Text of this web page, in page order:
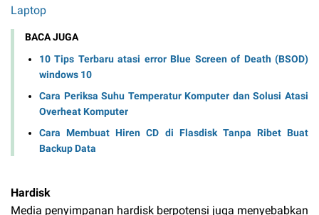
Laptop
BACA JUGA
10 Tips Terbaru atasi error Blue Screen of Death (BSOD)
windows 10
Cara Periksa Suhu Temperatur Komputer dan Solusi Atasi
Overheat Komputer
Cara Membuat Hiren CD di Flasdisk Tanpa Ribet Buat
Backup Data
Hardisk
Media penyimpanan hardisk berpotensi juga menyebabkan